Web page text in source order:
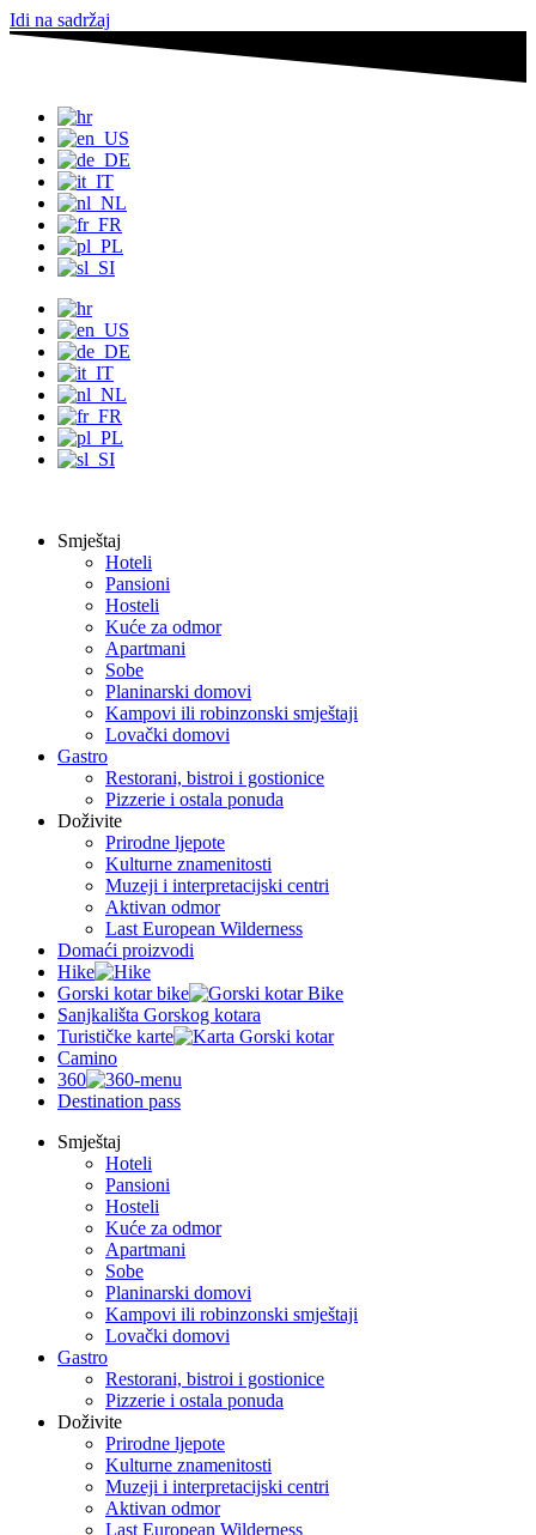
Idi na sadržaj
Smještaj
Hoteli
Pansioni
Hosteli
Kuće za odmor
Apartmani
Sobe
Planinarski domovi
Kampovi ili robinzonski smještaji
Lovački domovi
Gastro
Restorani, bistroi i gostionice
Pizzerie i ostala ponuda
Doživite
Prirodne ljepote
Kulturne znamenitosti
Muzeji i interpretacijski centri
Aktivan odmor
Last European Wilderness
Domaći proizvodi
Hike
Gorski kotar bike
Sanjkališta Gorskog kotara
Turističke karte
Camino
360
Destination pass
Smještaj
Hoteli
Pansioni
Hosteli
Kuće za odmor
Apartmani
Sobe
Planinarski domovi
Kampovi ili robinzonski smještaji
Lovački domovi
Gastro
Restorani, bistroi i gostionice
Pizzerie i ostala ponuda
Doživite
Prirodne ljepote
Kulturne znamenitosti
Muzeji i interpretacijski centri
Aktivan odmor
Last European Wilderness